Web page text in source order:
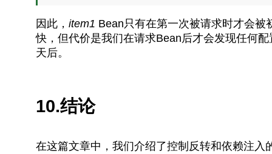
因此， item1 Bean只有在第一次被请求时才会
快，但代价是我们在请求Bean后才会发现任何
天后。
10.结论
在这篇文章中，我们介绍了控制反转和依赖注